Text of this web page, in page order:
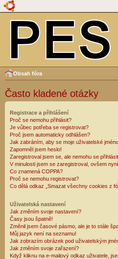
Obsah fóra
Často kladené otázky
Registrace a přihlášení
Proč se nemohu přihlásit?
Je vůbec potřeba se registrovat?
Proč jsem automaticky odhlášen?
Jak zabráním, aby se moje uživatelské
Zapomněl jsem heslo!
Zaregistroval jsem se, ale nemohu se
V minulosti jsem se zaregistroval, ovšem
Co znamená COPPA?
Proč se nemohu registrovat?
Co dělá odkaz „Smazat všechny cookies z
Uživatelská nastavení
Jak změním svoje nastavení?
Časy jsou špatně!
Změnil jsem časové pásmo, ale je to stále
Můj jazyk není na seznamu!
Jak zobrazím obrázek pod uživatelským
Jak změním svoje zařazení?
Když kliknu na e-mailový odkaz uživatele,